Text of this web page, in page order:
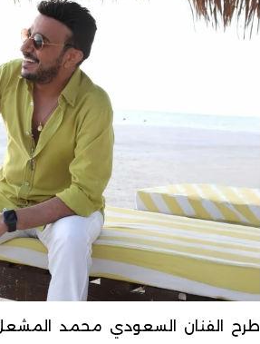
طرح الفنان السعودي محمد المشعل